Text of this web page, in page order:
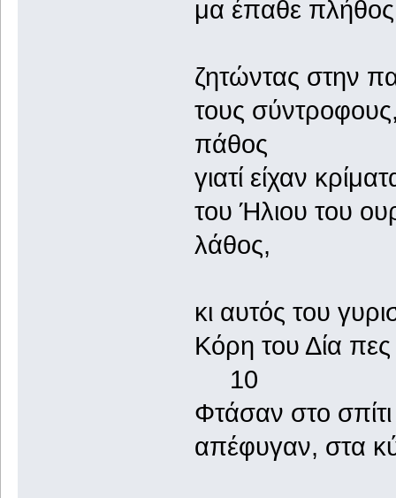
μα έπαθε
ζητώντας στην
τους
πάθος
γιατί είχαν
του Ήλιου του
λάθος,
κι αυτός του
Κόρη του Δία
10
Φτάσαν στο
απέφυγαν, στα